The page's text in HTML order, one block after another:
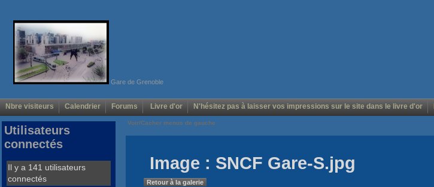
Gare de Grenoble
Nbre visiteurs Calendrier Forums Livre d'or N'hésitez pas à laisser vos impressions sur le site dans le livre d'or
Voir/Cacher menus de gauche
Image : SNCF Gare-S.jpg
Retour à la galerie
Utilisateurs
connectés
Il y a 141 utilisateurs
connectés